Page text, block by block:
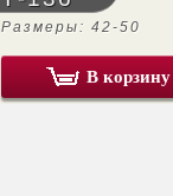
Размеры: 42-50
В корзину